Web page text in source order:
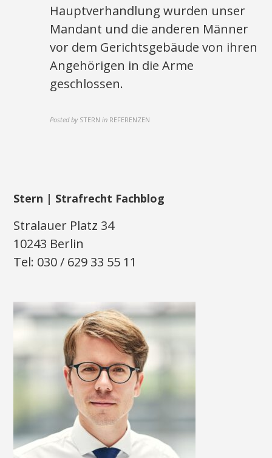
Hauptverhandlung wurden unser
Mandant und die anderen Männer
vor dem Gerichtsgebäude von ihren
Angehörigen in die Arme
geschlossen.
Posted by STERN in REFERENZEN
Stern | Strafrecht Fachblog
Stralauer Platz 34
10243 Berlin
Tel: 030 / 629 33 55 11